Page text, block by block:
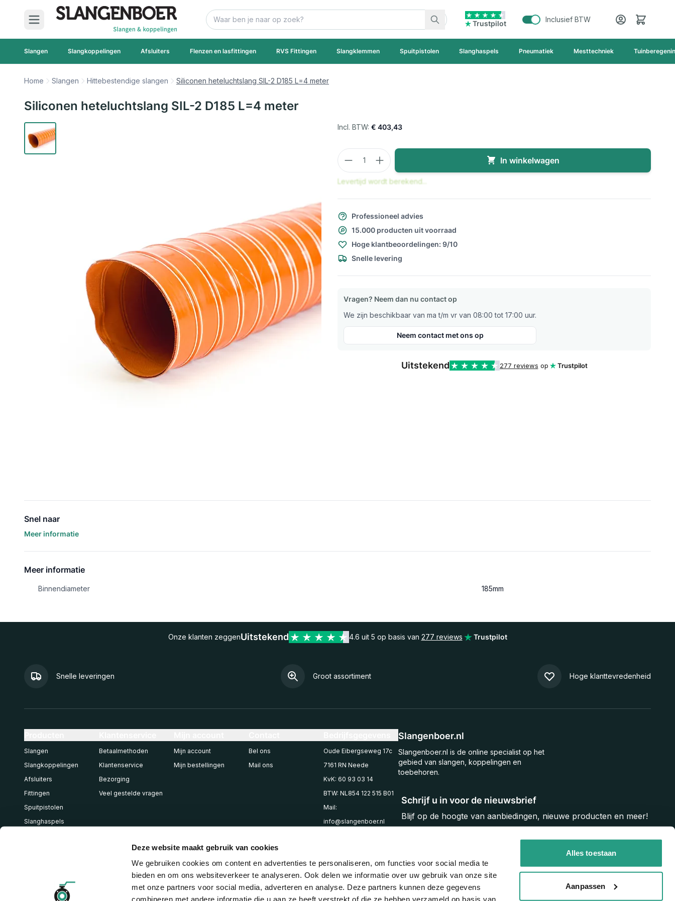
Deze website maakt gebruik van cookies
We gebruiken cookies om content en advertenties te personaliseren, om functies voor social media te
bieden en om ons websiteverkeer te analyseren. Ook delen we informatie over uw gebruik van onze site
met onze partners voor social media, adverteren en analyse. Deze partners kunnen deze gegevens
combineren met andere informatie die u aan ze heeft verstrekt of die ze hebben verzameld op basis van
Alles toestaan
Aanpassen
Ga naar de inhoud
Zoek
Trustpilot
Inclusief BTW Cart
Slangen Slangkoppelingen Afsluiters Flenzen en lasfittingen RVS Fittingen Slangklemmen Spuitpistolen Slanghaspels Pneumatiek Mesttechniek
Home Slangen Hittebestendige slangen Siliconen heteluchtslang SIL-2 D185 L=4 meter
Siliconen heteluchtslang SIL-2 D185 L=4 meter
€ 403,43
Aantal
In winkelwagen
Levertijd wordt berekend...
Professioneel advies
15.000 producten uit voorraad
Hoge klantbeoordelingen: 9/10
Snelle levering
Vragen? Neem dan nu contact op
We zijn beschikbaar van ma t/m vr van 08:00 tot 17:00 uur.
Neem contact met ons op
Uitstekend 277 reviews op Trustpilot
Snel naar
Meer informatie
Meer informatie
Binnendiameter 185mm
Onze klanten zeggenUitstekend 4.6 uit 5 op basis van 277 reviews Trustpilot
Snelle leveringen Groot assortiment Hoge klanttevredenheid
Schrijf u in voor de nieuwsbrief
Blijf op de hoogte van aanbiedingen, nieuwe producten en meer!
Slangenboer.nl
Slangenboer.nl is de online specialist op het
gebied van slangen, koppelingen en
toebehoren.
Slangen
Slangkoppelingen
Afsluiters
Fittingen
Spuitpistolen
Slanghaspels
Betaalmethoden
Klantenservice
Bezorging
Veel gestelde vragen
Mijn account
Mijn bestellingen
Bel ons
Mail ons
Oude Eibergseweg 17c
7161 RN Neede
KvK: 60 93 03 14
BTW: NL854 122 515 B01
Mail:
info@slangenboer.nl